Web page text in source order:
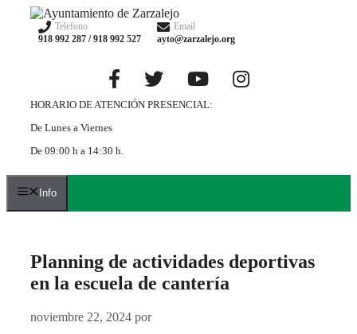
Saltar
contenido
Telefono
918 992 287 / 918 992 527
Email
ayto@zarzalejo.org
HORARIO DE ATENCIÓN PRESENCIAL:
De Lunes a Viernes
De 09:00 h a 14:30 h.
Info
Planning de actividades deportivas
en la escuela de cantería
noviembre 22, 2024 por